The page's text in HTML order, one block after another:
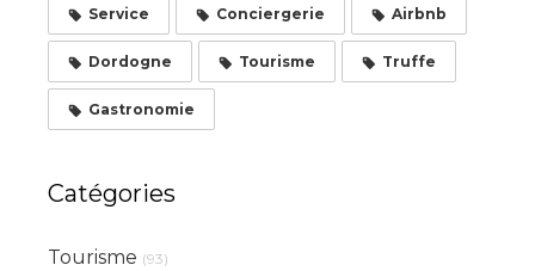
Service Conciergerie Airbnb
Dordogne Tourisme Truffe
Gastronomie
Catégories
Tourisme (93)